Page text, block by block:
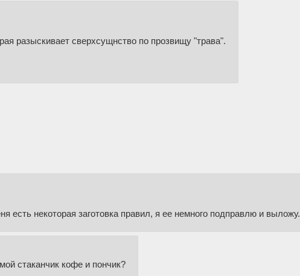
разыскивает сверхсущнство по прозвищу "трава".
есть некоторая заготовка правил, я ее немного подправлю и выложу.
стаканчик кофе и пончик?